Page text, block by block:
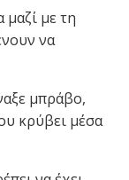
μαζί με τη
να
μπράβο,
κρύβει μέσα